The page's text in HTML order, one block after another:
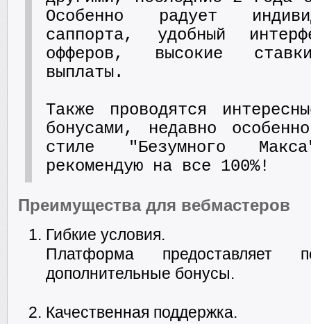
Особенно радует
саппорта, удобный
офферов, высокие
выплаты.
Также проводятся
бонусами, недавно
стиле "Безумного
рекомендую на все 100%!
Преимущества для вебмастеров
Гибкие условия.
Платформа предоставляет
дополнительные бонусы.
Качественная поддержка.